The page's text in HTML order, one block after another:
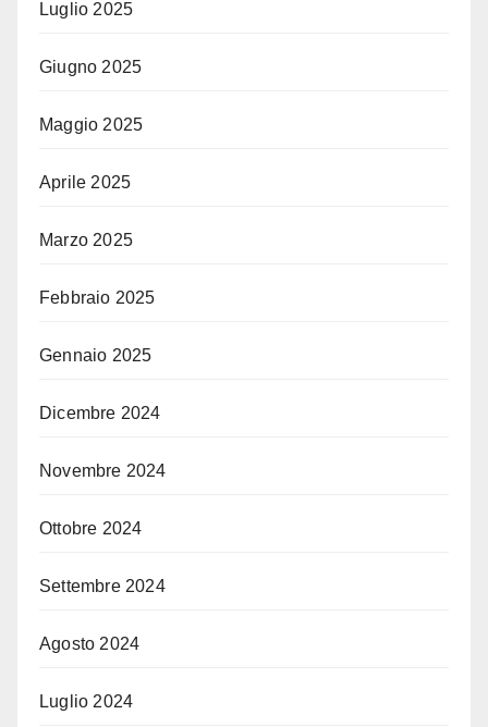
Luglio 2025
Giugno 2025
Maggio 2025
Aprile 2025
Marzo 2025
Febbraio 2025
Gennaio 2025
Dicembre 2024
Novembre 2024
Ottobre 2024
Settembre 2024
Agosto 2024
Luglio 2024